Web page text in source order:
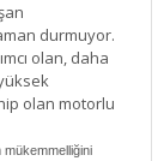
durmuyor.
olan, daha
olan motorlu
mükemmelliğini